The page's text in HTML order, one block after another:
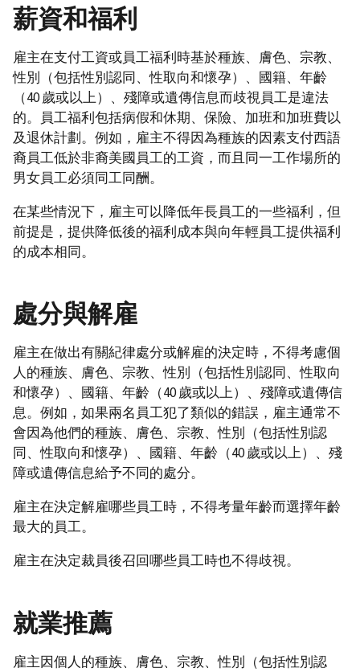
薪資和福利
雇主在支付工資或員工福利時基於種族、膚色、宗教、
性別（包括性別認同、性取向和懷孕）、國籍、年齡
（40 歲或以上）、殘障或遺傳信息而歧視員工是違法
的。員工福利包括病假和休期、保險、加班和加班費以
及退休計劃。例如，雇主不得因為種族的因素支付西語
裔員工低於非裔美國員工的工資，而且同一工作場所的
男女員工必須同工同酬。
在某些情況下，雇主可以降低年長員工的一些福利，但
前提是，提供降低後的福利成本與向年輕員工提供福利
的成本相同。
處分與解雇
雇主在做出有關紀律處分或解雇的決定時，不得考慮個
人的種族、膚色、宗教、性別（包括性別認同、性取向
和懷孕）、國籍、年齡（40 歲或以上）、殘障或遺傳信
息。例如，如果兩名員工犯了類似的錯誤，雇主通常不
會因為他們的種族、膚色、宗教、性別（包括性別認
同、性取向和懷孕）、國籍、年齡（40 歲或以上）、殘
障或遺傳信息給予不同的處分。
雇主在決定解雇哪些員工時，不得考量年齡而選擇年齡
最大的員工。
雇主在決定裁員後召回哪些員工時也不得歧視。
就業推薦
雇主因個人的種族、膚色、宗教、性別（包括性別認